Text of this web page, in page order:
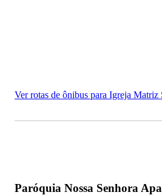
Igreja de Santo Expedito
Ver rotas de ônibus para Igreja Matriz
Paróquia Nossa Senhora